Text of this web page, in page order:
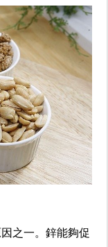
之一。鋅能夠促